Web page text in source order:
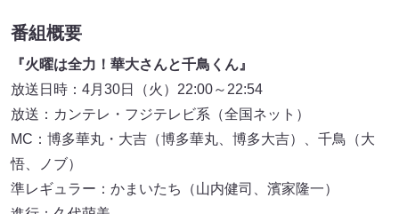
番組概要
『火曜は全力！華大さんと千鳥くん』
放送日時：4月30日（火）22:00～22:54
放送：カンテレ・フジテレビ系（全国ネット）
MC：博多華丸・大吉（博多華丸、博多大吉）、千鳥（大
悟、ノブ）
準レギュラー：かまいたち（山内健司、濱家隆一）